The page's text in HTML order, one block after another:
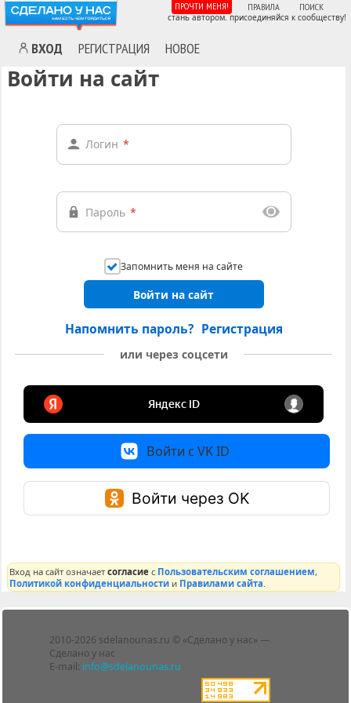
ВХОД РЕГИСТРАЦИЯ НОВОЕ
ПРОЧТИ МЕНЯ! ПРАВИЛА ПОИСК
стань автором. присоединяйся к сообществу!
Войти на сайт
Логин *
Пароль *
Запомнить меня на сайте
Войти на сайт
Напомнить пароль? Регистрация
или через соцсети
Войти с VK ID
Войти через OK
Вход на сайт означаетсогласие с Пользовательским соглашением,
Политикой конфиденциальности и Правилами сайта
2010-2026 sdelanounas.ru © «Сделано у нас» —
Сделано у нас
E-mail: info@sdelanounas.ru
Блоги
Люди
Политика